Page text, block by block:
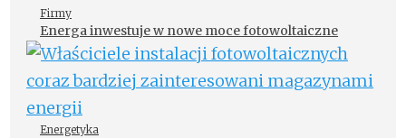
Firmy
Energa inwestuje w nowe moce fotowoltaiczne
Energetyka